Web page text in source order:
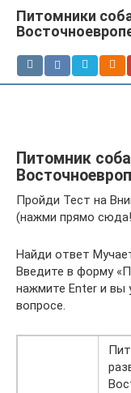
Питомники
Питомник
Пройди Тест на
(нажми прямо
Найди ответ
Введите в форму
нажмите Enter и вы
вопросе.